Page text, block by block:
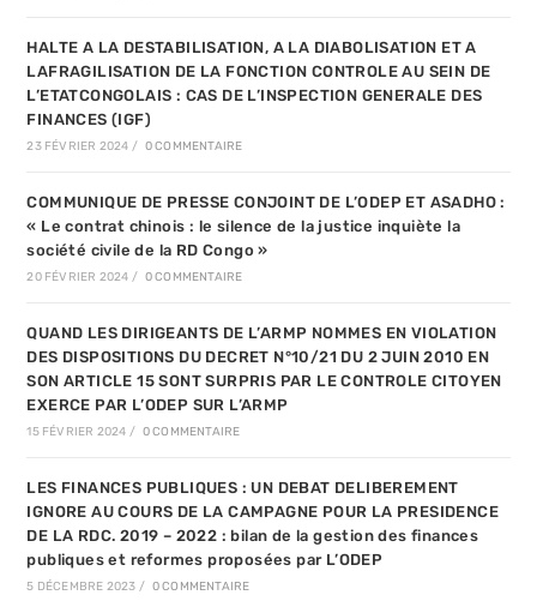
HALTE A LA DESTABILISATION, A LA DIABOLISATION ET A
LAFRAGILISATION DE LA FONCTION CONTROLE AU SEIN DE
L’ETATCONGOLAIS : CAS DE L’INSPECTION GENERALE DES
FINANCES (IGF)
23 FÉVRIER 2024 / 0 COMMENTAIRE
COMMUNIQUE DE PRESSE CONJOINT DE L’ODEP ET ASADHO :
« Le contrat chinois : le silence de la justice inquiète la
société civile de la RD Congo »
20 FÉVRIER 2024 / 0 COMMENTAIRE
QUAND LES DIRIGEANTS DE L’ARMP NOMMES EN VIOLATION
DES DISPOSITIONS DU DECRET N°10/21 DU 2 JUIN 2010 EN
SON ARTICLE 15 SONT SURPRIS PAR LE CONTROLE CITOYEN
EXERCE PAR L’ODEP SUR L’ARMP
15 FÉVRIER 2024 / 0 COMMENTAIRE
LES FINANCES PUBLIQUES : UN DEBAT DELIBEREMENT
IGNORE AU COURS DE LA CAMPAGNE POUR LA PRESIDENCE
DE LA RDC. 2019 – 2022 : bilan de la gestion des finances
publiques et reformes proposées par L’ODEP
5 DÉCEMBRE 2023 / 0 COMMENTAIRE